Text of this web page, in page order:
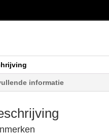
informatie